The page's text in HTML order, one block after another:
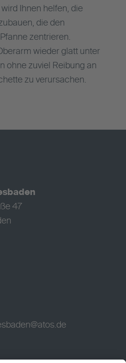
Ihnen helfen, die
die den
zentrieren.
wieder glatt unter
ohne zuviel Reibung an
zu verursachen.
47